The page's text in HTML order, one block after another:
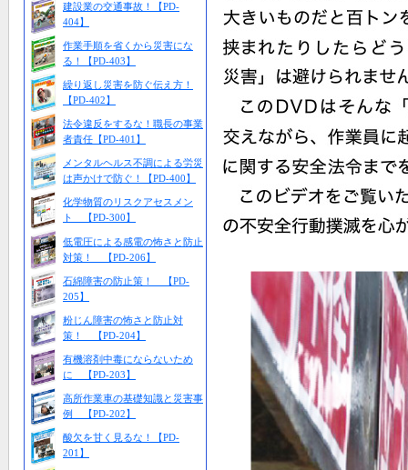
建設業の交通事故！【PD-
404】
作業手順を省くから災害にな
る！【PD-403】
繰り返し災害を防ぐ伝え方！
【PD-402】
法令違反をするな！職長の事業
者責任【PD-401】
メンタルヘルス不調による労災
は声かけで防ぐ！【PD-400】
化学物質のリスクアセスメン
ト 【PD-300】
低電圧による感電の怖さと防止
対策！ 【PD-206】
石綿障害の防止策！ 【PD-
205】
粉じん障害の怖さと防止対
策！ 【PD-204】
有機溶剤中毒にならないため
に 【PD-203】
高所作業車の基礎知識と災害事
例 【PD-202】
酸欠を甘く見るな！【PD-
201】